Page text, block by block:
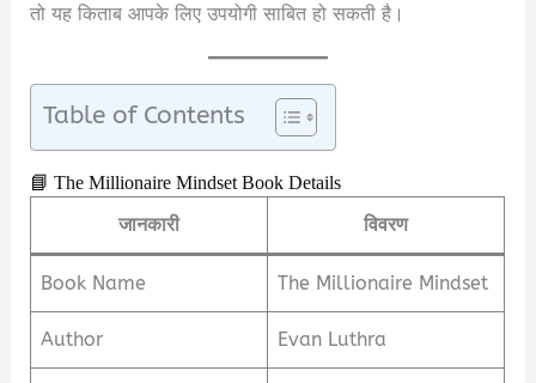
तो यह किताब आपके लिए उपयोगी साबित हो सकती है।
Table of Contents
📘 The Millionaire Mindset Book Details
जानकारी विवरण
Book Name The Millionaire Mindset
Author Evan Luthra